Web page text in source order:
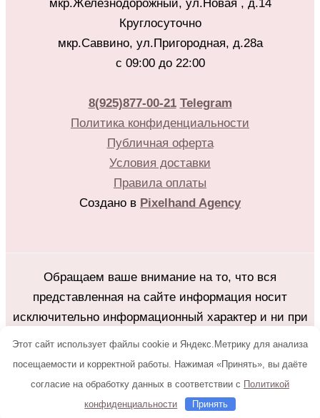
мкр.Железнодорожный, ул.Новая , д.14
Круглосуточно
мкр.Саввино, ул.Пригородная, д.28а
с 09:00 до 22:00
8(925)877-00-21 Telegram
Политика конфиденциальности
Публичная оферта
Условия доставки
Правила оплаты
Создано в Pixelhand Agency
Обращаем ваше внимание на то, что вся
представленная на сайте информация носит
исключительно информационный характер и ни при
каких условиях не является публичной офертой
определяемой положениями Статьи 437(2)
Гражданского кодекса Российской Федерации.
Любое копирование с сайта flower25.ru без
Этот сайт использует файлы cookie и Яндекс.Метрику для анализа
посещаемости и корректной работы. Нажимая «Принять», вы даёте
согласие на обработку данных в соответствии с Политикой
конфиденциальности
Принять